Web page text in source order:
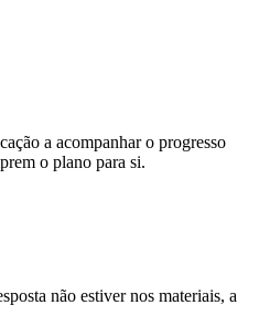
a acompanhar o progresso
o plano para si.
não estiver nos materiais, a